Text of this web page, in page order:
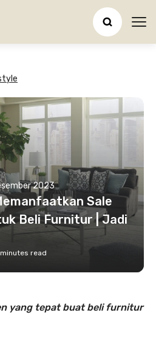
2023
Sale
Beli Furnitur | Jadi
minutes read
yang tepat buat beli furnitur